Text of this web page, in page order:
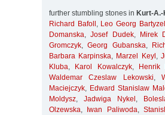
further stumbling stones in Kurt-
Richard Bafoll , Leo Georg Bartyzel
Domanska,Josef Dudek, Mirek
Gromczyk,Georg Gubanska,
Barbara Karpinska, Marzel Keyl ,
Kluba, Karol Kowalczyk, Henrik
Waldemar Czeslaw Lekowski,
Maciejczyk, Edward Stanislaw
Moldysz, Jadwiga Nykel ,
Olzewska, Iwan Paliwoda,